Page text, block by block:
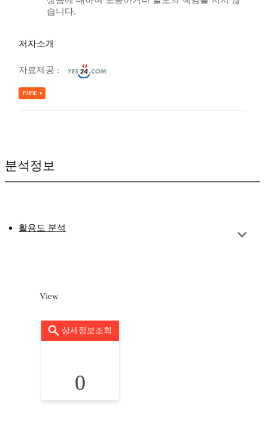
습니다.
저자소개
자료제공 :
분석정보
활용도 분석
View
상세정보조회
0